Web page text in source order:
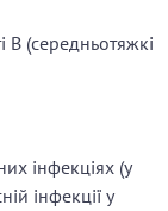
В (середньотяжкі
інфекціях (у
інфекції у